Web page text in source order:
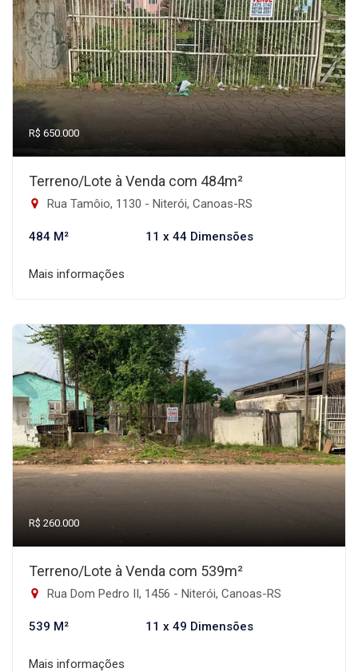
R$ 650.000
Terreno/Lote à Venda com 484m²
Rua Tamôio, 1130 - Niterói, Canoas-RS
484 M² 11 x 44 Dimensões
Mais informações
R$ 260.000
Terreno/Lote à Venda com 539m²
Rua Dom Pedro II, 1456 - Niterói, Canoas-RS
539 M² 11 x 49 Dimensões
Mais informações